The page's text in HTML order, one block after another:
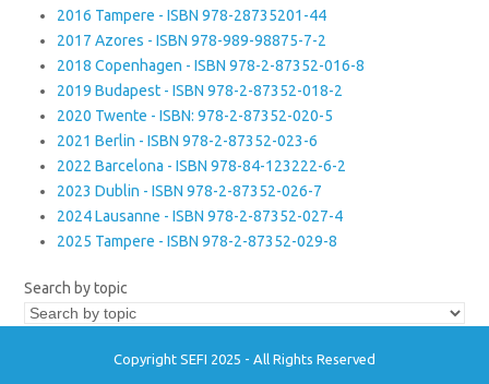
2016 Tampere - ISBN 978-28735201-44
2017 Azores - ISBN 978-989-98875-7-2
2018 Copenhagen - ISBN 978-2-87352-016-8
2019 Budapest - ISBN 978-2-87352-018-2
2020 Twente - ISBN: 978-2-87352-020-5
2021 Berlin - ISBN 978-2-87352-023-6
2022 Barcelona - ISBN 978-84-123222-6-2
2023 Dublin - ISBN 978-2-87352-026-7
2024 Lausanne - ISBN 978-2-87352-027-4
2025 Tampere - ISBN 978-2-87352-029-8
Search by topic
Copyright SEFI 2025 - All Rights Reserved